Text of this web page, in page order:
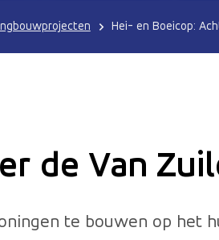
Hei- en Boeicop:
de Van
te bouwen op het